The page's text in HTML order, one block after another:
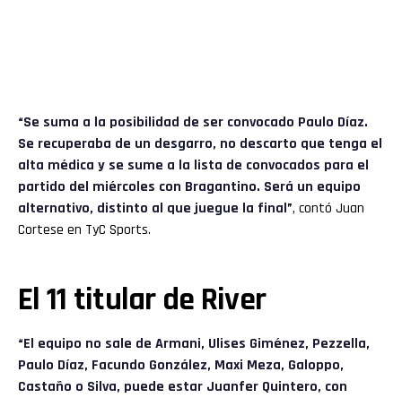
“Se suma a la posibilidad de ser convocado Paulo Díaz.
Se recuperaba de un desgarro, no descarto que tenga el
alta médica y se sume a la lista de convocados para el
partido del miércoles con Bragantino. Será un equipo
alternativo, distinto al que juegue la final”, contó Juan
Cortese en TyC Sports.
El 11 titular de River
“El equipo no sale de Armani, Ulises Giménez, Pezzella,
Paulo Díaz, Facundo González, Maxi Meza, Galoppo,
Castaño o Silva, puede estar Juanfer Quintero, con